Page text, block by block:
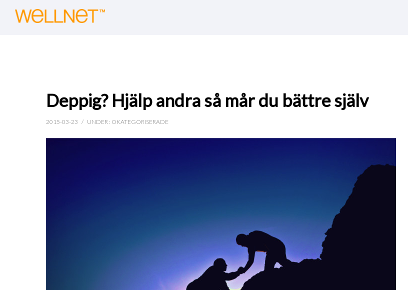
Deppig? Hjälp andra så mår du bättre själv
2015-03-23 / UNDER : OKATEGORISERADE